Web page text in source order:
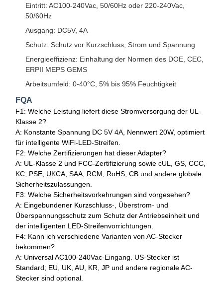
Eintritt: AC100-240Vac, 50/60Hz oder 220-240Vac,
50/60Hz
Ausgang: DC5V, 4A
Schutz: Schutz vor Kurzschluss, Strom und Spannung
Energieeffizienz: Einhaltung der Normen des DOE, CEC,
ERPII MEPS GEMS
Arbeitsumfeld: 0-40°C, 5% bis 95% Feuchtigkeit
FQA
F1: Welche Leistung liefert diese Stromversorgung der UL-
Klasse 2?
A: Konstante Spannung DC 5V 4A, Nennwert 20W, optimiert
für intelligente WiFi-LED-Streifen.
F2: Welche Zertifizierungen hat dieser Adapter?
A: UL-Klasse 2 und FCC-Zertifizierung sowie cUL, GS, CCC,
KC, PSE, UKCA, SAA, RCM, RoHS, CB und andere globale
Sicherheitszulassungen.
F3: Welche Sicherheitsvorkehrungen sind vorgesehen?
A: Eingebundener Kurzschluss-, Überstrom- und
Überspannungsschutz zum Schutz der Antriebseinheit und
der intelligenten LED-Streifenvorrichtungen.
F4: Kann ich verschiedene Varianten von AC-Stecker
bekommen?
A: Universal AC100-240Vac-Eingang. US-Stecker ist
Standard; EU, UK, AU, KR, JP und andere regionale AC-
Stecker sind optional.